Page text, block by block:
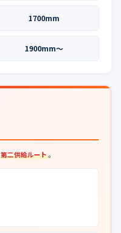
1700mm
1900mm〜
第二供給ルート。